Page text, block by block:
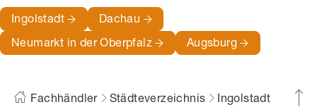
Ingolstadt Dachau
Neumarkt in der Oberpfalz Augsburg
Fachhändler Städteverzeichnis
Ingolstadt